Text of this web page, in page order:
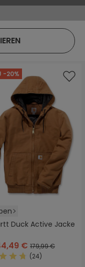
-20%
Duck Active Jacke
€ 179,99 €
(24)